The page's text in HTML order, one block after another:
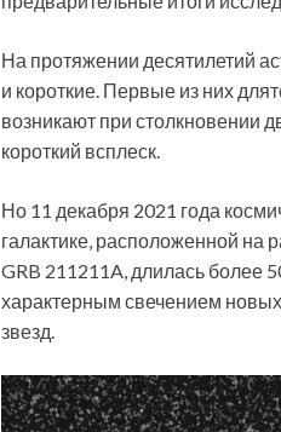
На протяжении десятилетий
и короткие. Первые из них
возникают при столкновении
короткий всплеск.
Но 11 декабря 2021 года
галактике, расположенной на
GRB 211211A, длилась более
характерным свечением
звезд.